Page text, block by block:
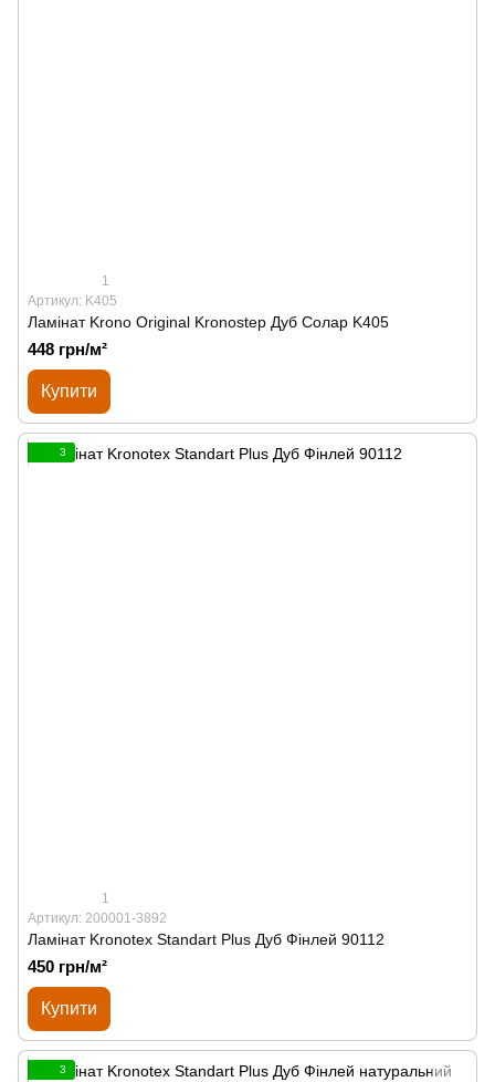
1
Артикул: K405
Ламінат Krono Original Kronostep Дуб Солар K405
448 грн/м²
Купити
3
1
Артикул: 200001-3892
Ламінат Kronotex Standart Plus Дуб Фінлей 90112
450 грн/м²
Купити
3